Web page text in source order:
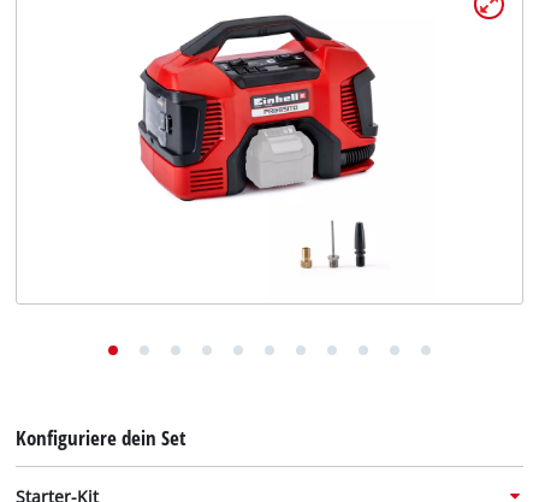
Konfiguriere dein Set
Starter-Kit